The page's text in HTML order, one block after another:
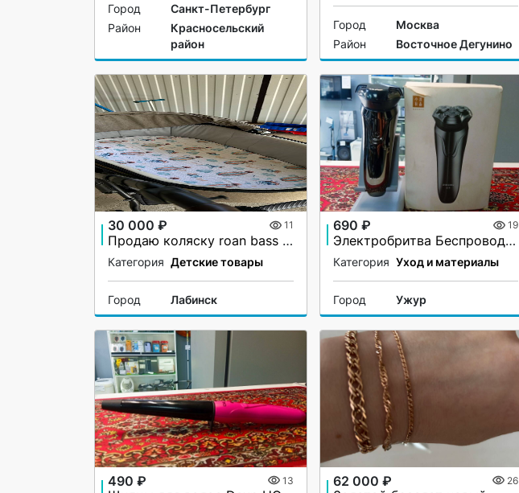
Город
Санкт-Петербург
Район
Красносельский
район
Город
Москва
Район
Восточное Дегунино
30 000 ₽ 11
Продаю коляску roan bass next 2 в 1
Категория Детские товары
Город Лабинск
690 ₽ 19
Электробритва Беспроводная Pinjing ES3
Категория Уход и материалы
Город Ужур
490 ₽ 13 62 000 ₽ 26